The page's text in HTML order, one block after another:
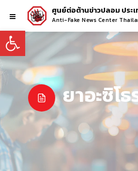
Open toolbar
ศูนย์ต่อต้านข่าวปลอม ประ
Anti-Fake News Center
ยาอะซิโ